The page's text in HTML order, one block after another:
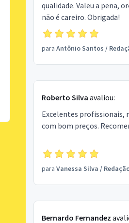
qualidade. Valeu a pena,
não é careiro. Obrigada!
para Antônio Santos /
Roberto Silva avaliou:
Excelentes profissionais,
com bom preços.
para Vanessa Silva /
Bernardo Fernandez